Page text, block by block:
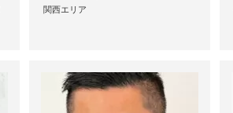
関西エリア